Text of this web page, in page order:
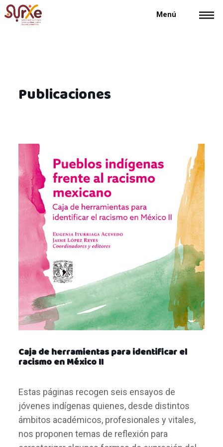
Menú
Publicaciones
Caja de herramientas para identificar el
racismo en México II
Estas páginas recogen seis ensayos de
jóvenes indígenas quienes, desde distintos
ámbitos académicos, profesionales y vitales,
nos proponen temas de reflexión para